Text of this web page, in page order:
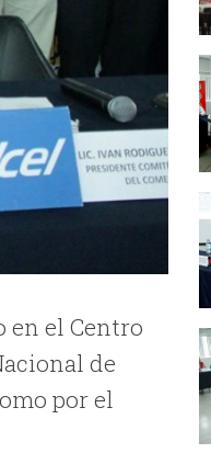
en el Centro
de
por el